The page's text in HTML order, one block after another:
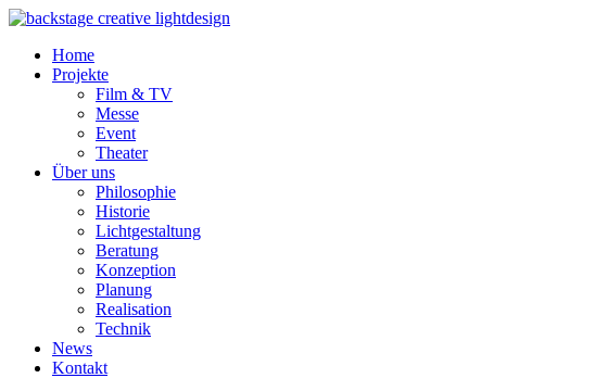
Home
Projekte
Film & TV
Messe
Event
Theater
Über uns
Philosophie
Historie
Lichtgestaltung
Beratung
Konzeption
Planung
Realisation
Technik
News
Kontakt